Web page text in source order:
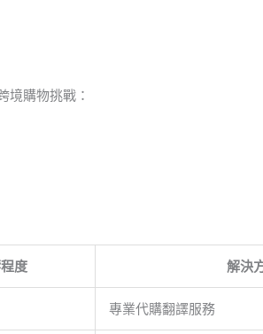
境購物挑戰：
度 解決
專業代購翻譯服務